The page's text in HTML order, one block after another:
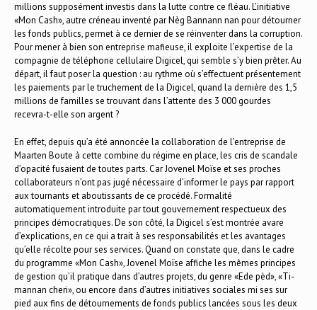
millions supposément investis dans la lutte contre ce fléau. L’initiative
«Mon Cash», autre créneau inventé par Nèg Bannann nan pour détourner
les fonds publics, permet à ce dernier de se réinventer dans la corruption.
Pour mener à bien son entreprise mafieuse, il exploite l’expertise de la
compagnie de téléphone cellulaire Digicel, qui semble s’y bien prêter. Au
départ, il faut poser la question : au rythme où s’effectuent présentement
les paiements par le truchement de la Digicel, quand la dernière des 1,5
millions de familles se trouvant dans l’attente des 3 000 gourdes
recevra-t-elle son argent ?
En effet, depuis qu’a été annoncée la collaboration de l’entreprise de
Maarten Boute à cette combine du régime en place, les cris de scandale
d’opacité fusaient de toutes parts. Car Jovenel Moïse et ses proches
collaborateurs n’ont pas jugé nécessaire d’informer le pays par rapport
aux tournants et aboutissants de ce procédé. Formalité
automatiquement introduite par tout gouvernement respectueux des
principes démocratiques. De son côté, la Digicel s’est montrée avare
d’explications, en ce qui a trait à ses responsabilités et les avantages
qu’elle récolte pour ses services. Quand on constate que, dans le cadre
du programme «Mon Cash», Jovenel Moïse affiche les mêmes principes
de gestion qu’il pratique dans d’autres projets, du genre «Ede pèd», «Ti-
mannan cheri», ou encore dans d’autres initiatives sociales mi ses sur
pied aux fins de détournements de fonds publics lancées sous les deux